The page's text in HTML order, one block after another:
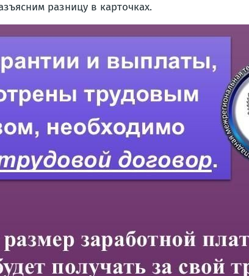
разницу в карточках.